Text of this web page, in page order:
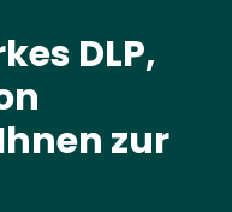
DLP,
zur